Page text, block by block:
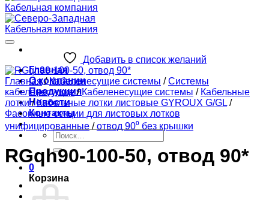
Главная
О компании
Продукция
Новости
Контакты
Искать:
0
Корзина
Добавить в список желаний
Главная / Кабеленесущие системы / Системы
кабеленесущие / Кабеленесущие системы / Кабельные
лотки / Кабельные лотки листовые GYROUX G/GL /
Фасонные секции для листовых лотков
унифицированные / отвод 90⁰ без крышки
RGqh90-100-50, отвод 90*